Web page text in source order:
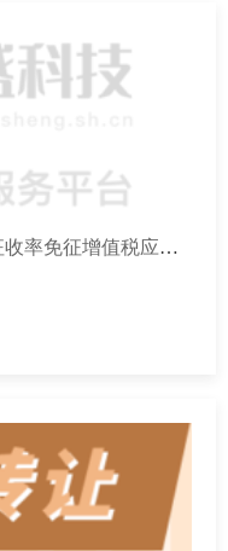
热点问答 小规模纳税人适用3%征收率免征增值税应当如何填写申报表？